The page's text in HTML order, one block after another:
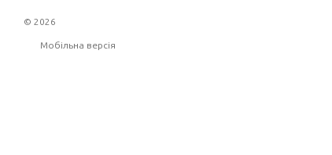
© 2026
Мобільна версія